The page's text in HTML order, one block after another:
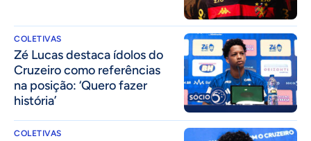
COLETIVAS
Zé Lucas destaca ídolos do
Cruzeiro como referências
na posição: ‘Quero fazer
história’
COLETIVAS